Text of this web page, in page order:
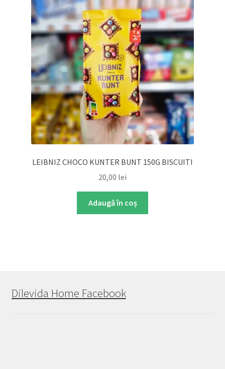
LEIBNIZ CHOCO KUNTER BUNT 150G BISCUITI
20,00 lei
Adaugă în coș
Dilevida Home Facebook